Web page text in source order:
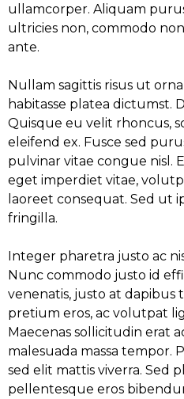
ullamcorper. Aliquam
ultricies non, commodo
ante.
Nullam sagittis risus ut
habitasse platea dictumst.
Quisque eu velit rhoncus,
eleifend ex. Fusce sed
pulvinar vitae congue nisl.
eget imperdiet vitae,
laoreet consequat. Sed ut
fringilla.
Integer pharetra justo ac
Nunc commodo justo id
venenatis, justo at
pretium eros, ac volutpat
Maecenas sollicitudin erat
malesuada massa tempor.
sed elit mattis viverra. Sed
pellentesque eros